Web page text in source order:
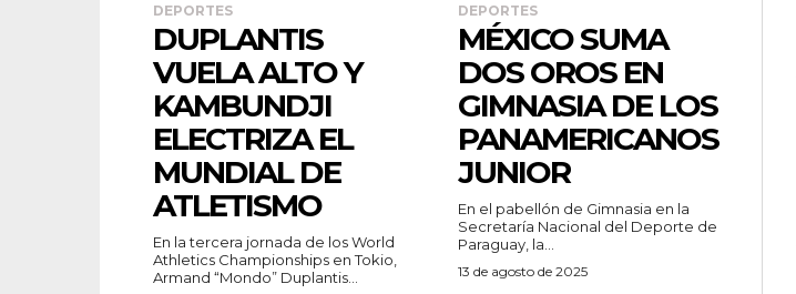
DEPORTES
DUPLANTIS
VUELA ALTO Y
KAMBUNDJI
ELECTRIZA EL
MUNDIAL DE
ATLETISMO
En la tercera jornada de los World
Athletics Championships en Tokio,
Armand “Mondo” Duplantis...
DEPORTES
MÉXICO SUMA
DOS OROS EN
GIMNASIA DE LOS
PANAMERICANOS
JUNIOR
En el pabellón de Gimnasia en la
Secretaría Nacional del Deporte de
Paraguay, la...
13 de agosto de 2025